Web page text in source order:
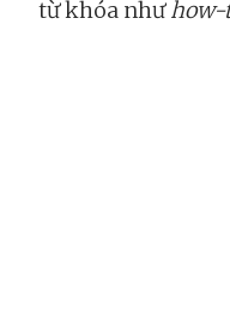
từ khóa nhưhow-